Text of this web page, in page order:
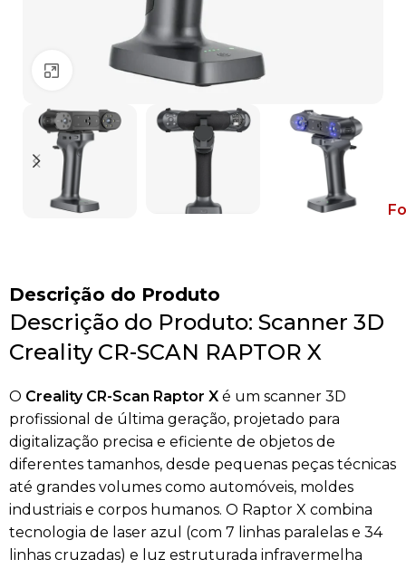
Clique para ampliar
Descrição do Produto
Descrição do Produto: Scanner 3D
Creality CR-SCAN RAPTOR X
O Creality CR-Scan Raptor X é um scanner 3D
profissional de última geração, projetado para
digitalização precisa e eficiente de objetos de
diferentes tamanhos, desde pequenas peças técnicas
até grandes volumes como automóveis, moldes
industriais e corpos humanos. O Raptor X combina
tecnologia de laser azul (com 7 linhas paralelas e 34
linhas cruzadas) e luz estruturada infravermelha